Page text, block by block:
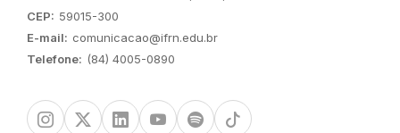
CEP: 59015-300
E-mail: comunicacao@ifrn.edu.br
Telefone: (84) 4005-0890
InstagramTwitter/XLinkedinYoutubeSpotify TikTok